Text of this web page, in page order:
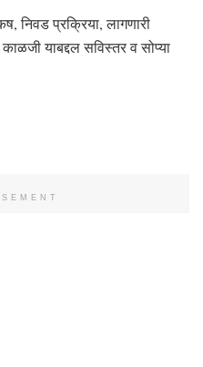
निवड प्रक्रिया, लागणारी
याबद्दल सविस्तर व सोप्या